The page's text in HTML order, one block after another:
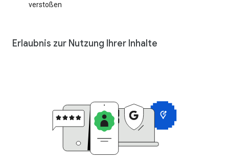
verstoßen
Erlaubnis zur Nutzung Ihrer Inhalte